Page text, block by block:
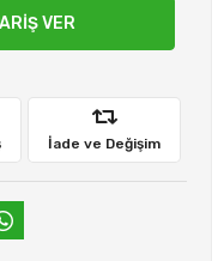
VER
İade ve Değişim